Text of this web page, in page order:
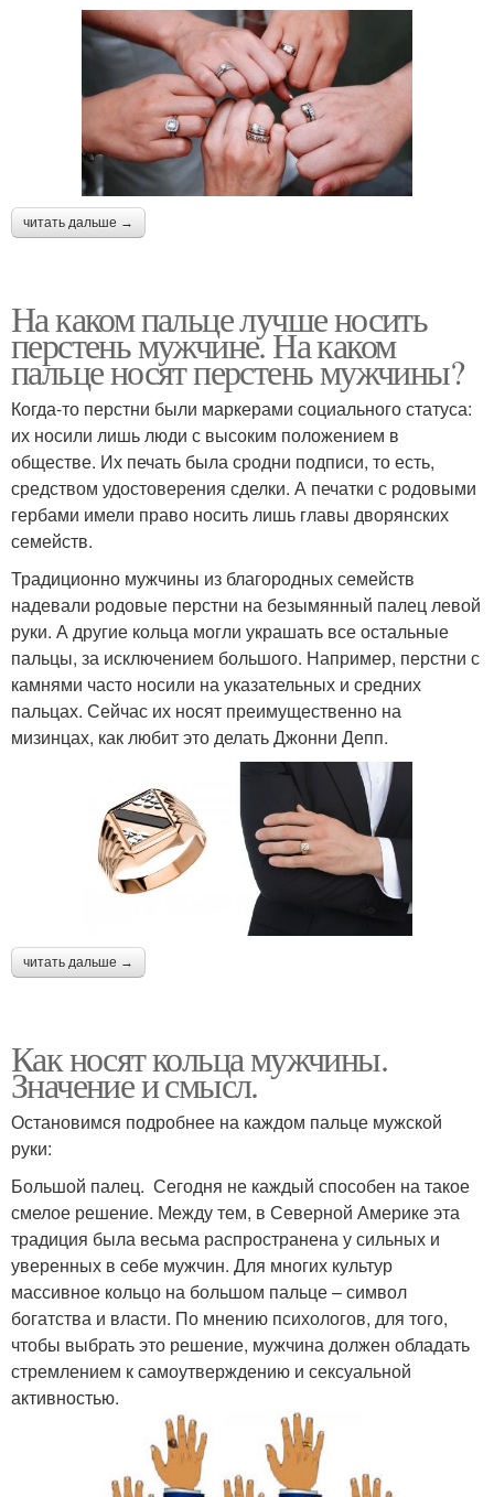
читать дальше →
На каком пальце лучше носить
перстень мужчине. На каком
пальце носят перстень мужчины?
Когда-то перстни были маркерами социального статуса:
их носили лишь люди с высоким положением в
обществе. Их печать была сродни подписи, то есть,
средством удостоверения сделки. А печатки с родовыми
гербами имели право носить лишь главы дворянских
семейств.
Традиционно мужчины из благородных семейств
надевали родовые перстни на безымянный палец левой
руки. А другие кольца могли украшать все остальные
пальцы, за исключением большого. Например, перстни с
камнями часто носили на указательных и средних
пальцах. Сейчас их носят преимущественно на
мизинцах, как любит это делать Джонни Депп.
читать дальше →
Как носят кольца мужчины.
Значение и смысл.
Остановимся подробнее на каждом пальце мужской
руки:
Большой палец. Сегодня не каждый способен на такое
смелое решение. Между тем, в Северной Америке эта
традиция была весьма распространена у сильных и
уверенных в себе мужчин. Для многих культур
массивное кольцо на большом пальце – символ
богатства и власти. По мнению психологов, для того,
чтобы выбрать это решение, мужчина должен обладать
стремлением к самоутверждению и сексуальной
активностью.